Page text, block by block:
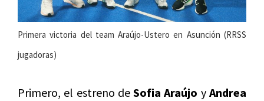
Primera victoria del team Araújo-Ustero en Asunción (RRSS
jugadoras)
Primero, el estreno deSofia Araújo yAndrea